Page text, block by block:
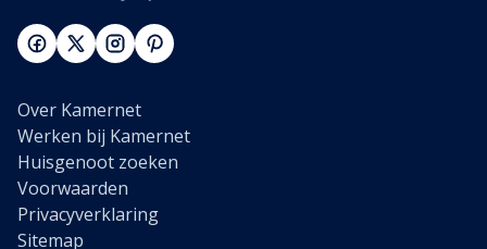
Over Kamernet
Werken bij Kamernet
Huisgenoot zoeken
Voorwaarden
Privacyverklaring
Sitemap